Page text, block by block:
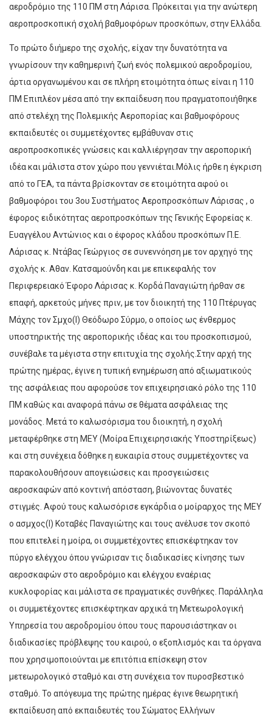
αεροδρόμιο της 110 ΠΜ στη Λάρισα. Πρόκειται για την ανώτερη
αεροπροσκοπική σχολή βαθμοφόρων προσκόπων, στην Ελλάδα.
Το πρώτο διήμερο της σχολής, είχαν την δυνατότητα να
γνωρίσουν την καθημερινή ζωή ενός πολεμικού αεροδρομίου,
άρτια οργανωμένου και σε πλήρη ετοιμότητα όπως είναι η 110
ΠΜ Επιπλέον μέσα από την εκπαίδευση που πραγματοποιήθηκε
από στελέχη της Πολεμικής Αεροπορίας και βαθμοφόρους
εκπαιδευτές οι συμμετέχοντες εμβάθυναν στις
αεροπροσκοπικές γνώσεις και καλλιέργησαν την αεροπορική
ιδέα και μάλιστα στον χώρο που γεννιέται.Μόλις ήρθε η έγκριση
από το ΓΕΑ, τα πάντα βρίσκονταν σε ετοιμότητα αφού οι
βαθμοφόροι του 3ου Συστήματος Αεροπροσκόπων Λάρισας , ο
έφορος ειδικότητας αεροπροσκόπων της Γενικής Εφορείας κ.
Ευαγγέλου Αντώνιος και ο έφορος κλάδου προσκόπων Π.Ε.
Λάρισας κ. Ντάβας Γεώργιος σε συνεννόηση με τον αρχηγό της
σχολής κ. Αθαν. Κατσαμούνδη και με επικεφαλής τον
Περιφερειακό Έφορο Λάρισας κ. Κορδά Παναγιώτη ήρθαν σε
επαφή, αρκετούς μήνες πριν, με τον διοικητή της 110 Πτέρυγας
Μάχης τον Σμχο(Ι) Θεόδωρο Σύρμο, ο οποίος ως ένθερμος
υποστηρικτής της αεροπορικής ιδέας και του προσκοπισμού,
συνέβαλε τα μέγιστα στην επιτυχία της σχολής.Στην αρχή της
πρώτης ημέρας, έγινε η τυπική ενημέρωση από αξιωματικούς
της ασφάλειας που αφορούσε τον επιχειρησιακό ρόλο της 110
ΠΜ καθώς και αναφορά πάνω σε θέματα ασφάλειας της
μονάδος. Μετά το καλωσόρισμα του διοικητή, η σχολή
μεταφέρθηκε στη ΜΕΥ (Μοίρα Επιχειρησιακής Υποστηρίξεως)
και στη συνέχεια δόθηκε η ευκαιρία στους συμμετέχοντες να
παρακολουθήσουν απογειώσεις και προσγειώσεις
αεροσκαφών από κοντινή απόσταση, βιώνοντας δυνατές
στιγμές. Αφού τους καλωσόρισε εγκάρδια ο μοίραρχος της ΜΕΥ
ο ασμχος(Ι) Κοταβές Παναγιώτης και τους ανέλυσε τον σκοπό
που επιτελεί η μοίρα, οι συμμετέχοντες επισκέφτηκαν τον
πύργο ελέγχου όπου γνώρισαν τις διαδικασίες κίνησης των
αεροσκαφών στο αεροδρόμιο και ελέγχου εναέριας
κυκλοφορίας και μάλιστα σε πραγματικές συνθήκες. Παράλληλα
οι συμμετέχοντες επισκέφτηκαν αρχικά τη Μετεωρολογική
Υπηρεσία του αεροδρομίου όπου τους παρουσιάστηκαν οι
διαδικασίες πρόβλεψης του καιρού, ο εξοπλισμός και τα όργανα
που χρησιμοποιούνται με επιτόπια επίσκεψη στον
μετεωρολογικό σταθμό και στη συνέχεια τον πυροσβεστικό
σταθμό. Το απόγευμα της πρώτης ημέρας έγινε θεωρητική
εκπαίδευση από εκπαιδευτές του Σώματος Ελλήνων